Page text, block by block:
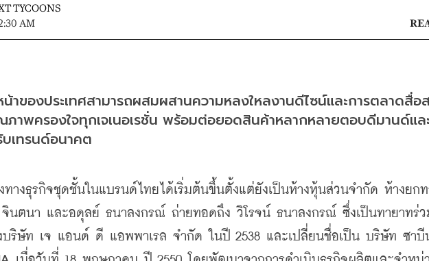
TYCOONS
AM
าของประเทศสามารถผสมผสานความหลงใหลงานดีไซน์และการตลาดสื่อ
พครองใจทุกเจเนอเรชั่น พร้อมต่อยอดสินค้าหลากหลายตอบดีมานด์แล
เทรนด์อนาคต
งธุรกิจชุดชั้นในแบรนด์ไทยได้เริ่มต้นขึ้นตั้งแต่ยังเป็นห้างหุ้นส่วนจำกัด ห้างยกท
นตนา และอดุลย์ ธนาลงกรณ์ ถ่ายทอดถึง วิโรจน์ ธนาลงกรณ์ ซึ่งเป็นทายาทร่
ริษัท เจ แอนด์ ดี แอพพาเรล จำกัด ในปี 2538 และเปลี่ยนชื่อเป็น บริษัท ซาบี